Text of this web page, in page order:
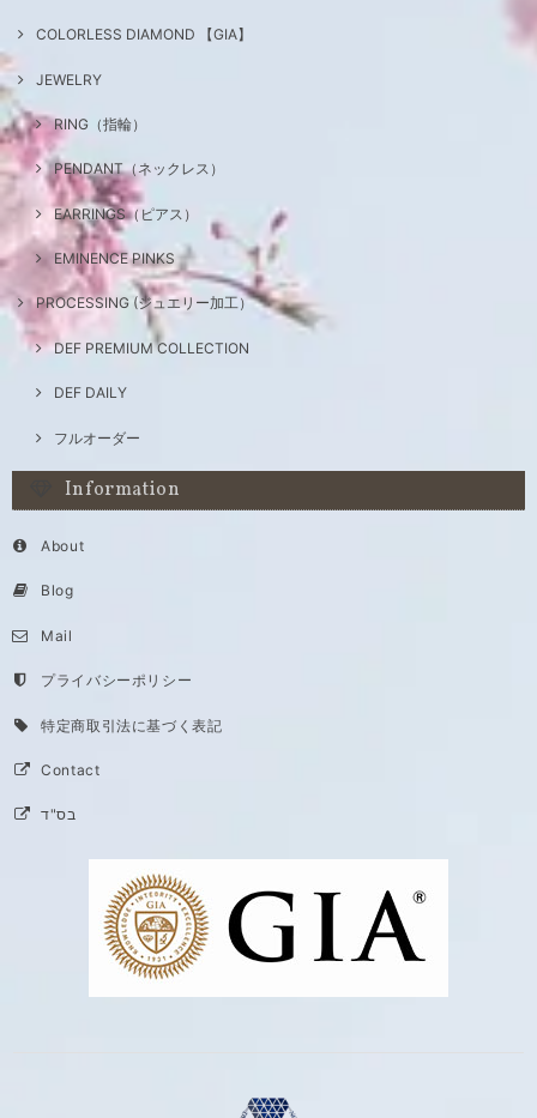
COLORLESS DIAMOND 【GIA】
JEWELRY
RING（指輪）
PENDANT（ネックレス）
EARRINGS（ピアス）
EMINENCE PINKS
PROCESSING (ジュエリー加工）
DEF PREMIUM COLLECTION
DEF DAILY
フルオーダー
Information
About
Blog
Mail
プライバシーポリシー
特定商取引法に基づく表記
Contact
בס"ד